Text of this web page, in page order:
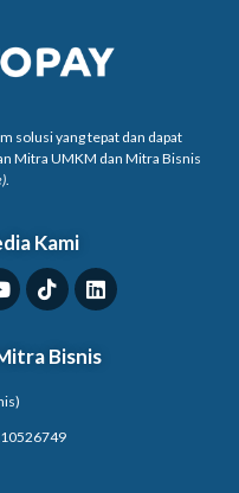
solusi yang tepat dan dapat
Mitra UMKM dan Mitra Bisnis
.
Kami
Bisnis